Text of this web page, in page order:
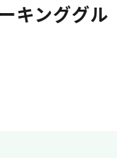
キンググル